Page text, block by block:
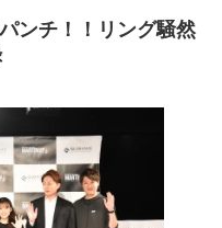
ンチ！！リング騒然